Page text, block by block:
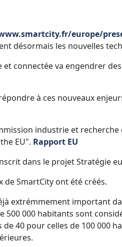
europe/
désormais les nouvelles
et connectée va engendrer
à ces nouveaux
industrie et
EU". Rapport EU
dans le projet Stratégie
de SmartCity ont été créés.
extrémmement important
500 000 habitants sont
40 pour celles de 100 000